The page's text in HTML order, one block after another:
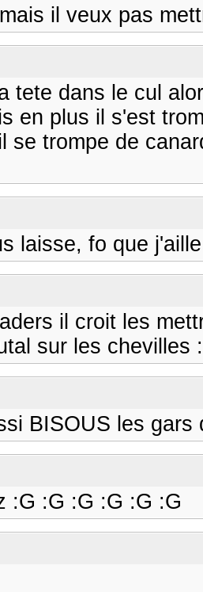
il veux pas
tete dans le cul
en plus il s'est
se trompe de
laisse, fo que
il croit les
sur les chevilles
BISOUS les gars
:G :G :G :G :G :G